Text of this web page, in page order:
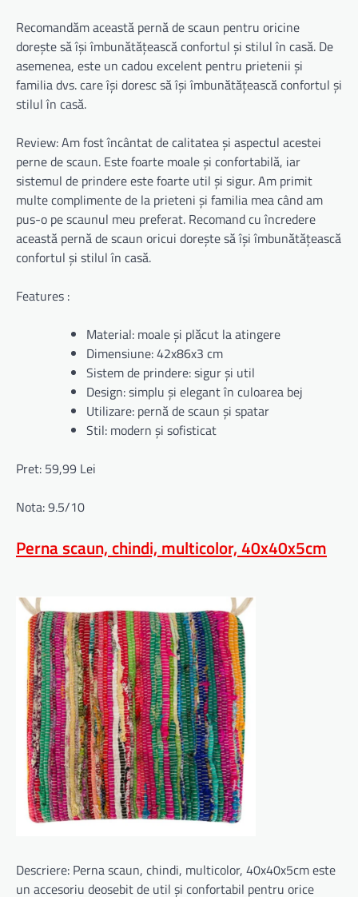
Recomandăm această pernă de scaun pentru oricine
dorește să își îmbunătățească confortul și stilul în casă. De
asemenea, este un cadou excelent pentru prietenii și
familia dvs. care își doresc să își îmbunătățească confortul și
stilul în casă.
Review: Am fost încântat de calitatea și aspectul acestei
perne de scaun. Este foarte moale și confortabilă, iar
sistemul de prindere este foarte util și sigur. Am primit
multe complimente de la prieteni și familia mea când am
pus-o pe scaunul meu preferat. Recomand cu încredere
această pernă de scaun oricui dorește să își îmbunătățească
confortul și stilul în casă.
Features :
Material: moale și plăcut la atingere
Dimensiune: 42x86x3 cm
Sistem de prindere: sigur și util
Design: simplu și elegant în culoarea bej
Utilizare: pernă de scaun și spatar
Stil: modern și sofisticat
Pret: 59,99 Lei
Nota: 9.5/10
Perna scaun, chindi, multicolor, 40x40x5cm
Descriere: Perna scaun, chindi, multicolor, 40x40x5cm este
un accesoriu deosebit de util și confortabil pentru orice